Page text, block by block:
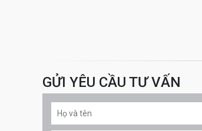
GỬI YÊU CẦU TƯ VẤN